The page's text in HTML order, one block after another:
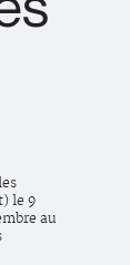
le 9
au